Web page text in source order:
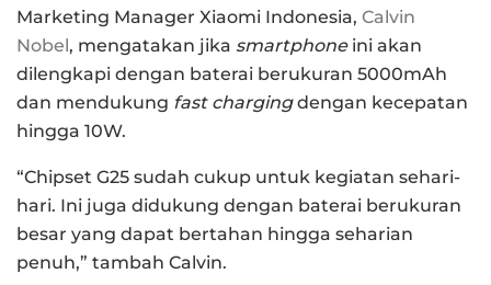
Marketing Manager Xiaomi Indonesia, Calvin
Nobel, mengatakan jika smartphone ini akan
dilengkapi dengan baterai berukuran 5000mAh
dan mendukung fast chargingdengan kecepatan
hingga 10W.
“Chipset G25 sudah cukup untuk kegiatan sehari-
hari. Ini juga didukung dengan baterai berukuran
besar yang dapat bertahan hingga seharian
penuh,” tambah Calvin.